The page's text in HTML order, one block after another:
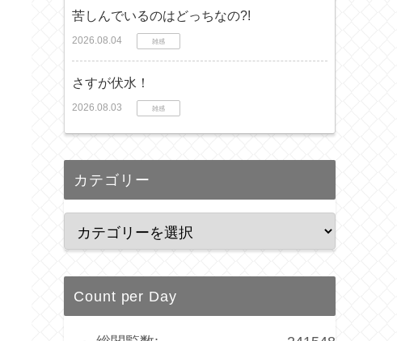
苦しんでいるのはどっちなの?!
2026.08.04 雑感
さすが伏水！
2026.08.03 雑感
カテゴリー
Count per Day